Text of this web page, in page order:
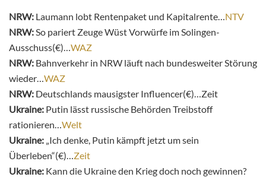
NRW: Laumann lobt Rentenpaket und Kapitalrente
NTV
NRW: So pariert Zeuge Wüst Vorwürfe im Solingen-
Ausschuss(€)… WAZ
NRW: Bahnverkehr in NRW läuft nach bundesweiter Störung
wieder… WAZ
NRW: Deutschlands mausigster Influencer(€)…Zeit
Ukraine: Putin lässt russische Behörden Treibstoff
rationieren… Welt
Ukraine: „Ich denke, Putin kämpft jetzt um sein
Überleben“(€)… Zeit
Ukraine: Kann die Ukraine den Krieg doch noch gewinnen?